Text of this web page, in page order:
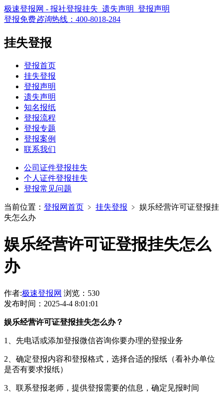
极速登报网 - 报社登报挂失_遗失声明_登报声明
登报免费咨询热线： 400-8018-284
挂失登报
登报首页
挂失登报
登报声明
遗失声明
知名报纸
登报流程
登报专题
登报案例
联系我们
公司证件登报挂失
个人证件登报挂失
登报常见问题
当前位置： 登报网首页 ﹥ 挂失登报 ﹥ 娱乐经营许可证登报挂
失怎么办
娱乐经营许可证登报挂失怎么
办
作者:极速登报网 浏览：530
发布时间：2025-4-4 8:01:01
娱乐经营许可证登报挂失怎么办？
1、先电话或添加登报微信咨询你要办理的登报业务
2、确定登报内容和登报格式，选择合适的报纸（看补办单位
是否有要求报纸）
3、联系登报老师，提供登报需要的信息，确定见报时间